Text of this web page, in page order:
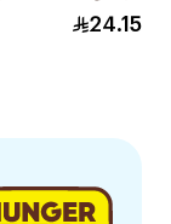
20 منديل
24.15